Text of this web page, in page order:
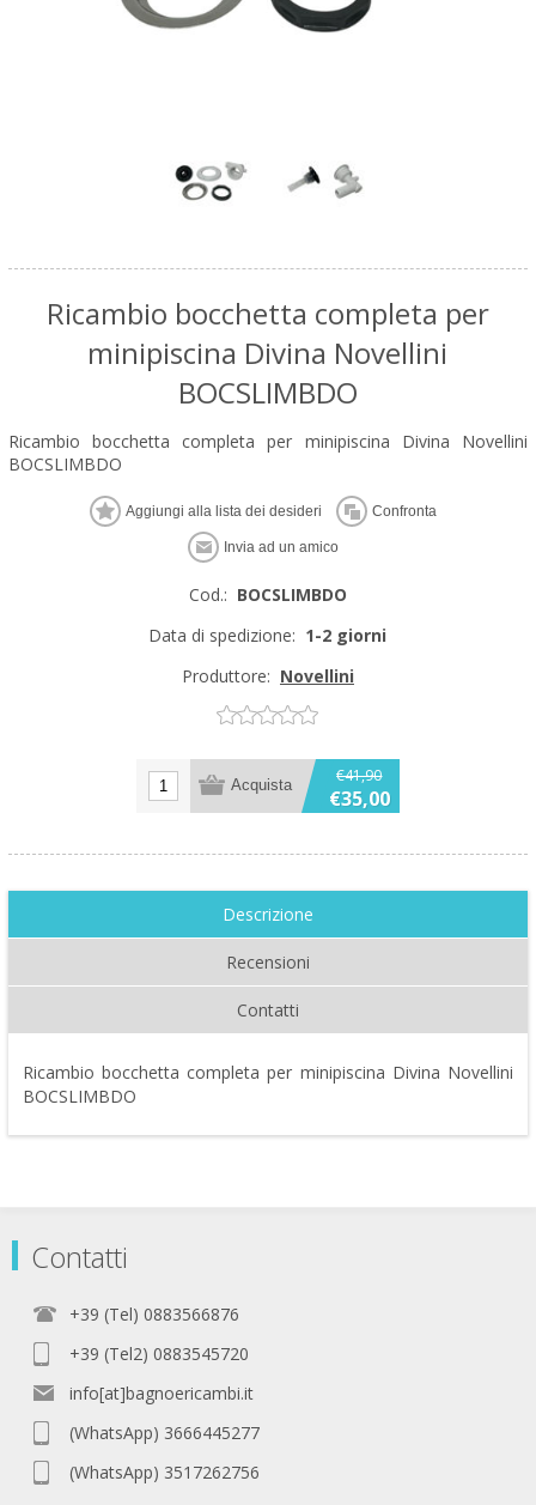
Ricambio bocchetta completa per
minipiscina Divina Novellini
BOCSLIMBDO
Ricambio bocchetta completa per minipiscina Divina Novellini
BOCSLIMBDO
Cod.: BOCSLIMBDO
Data di spedizione: 1-2 giorni
Produttore: Novellini
€41,90
€35,00
Descrizione
Recensioni
Contatti
Ricambio bocchetta completa per minipiscina Divina Novellini
BOCSLIMBDO
Contatti
+39 (Tel) 0883566876
+39 (Tel2) 0883545720
info[at]bagnoericambi.it
(WhatsApp) 3666445277
(WhatsApp) 3517262756